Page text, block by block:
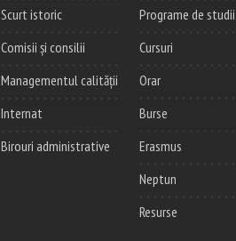
Scurt istoric
Comisii și consilii
Managementul calității
Internat
Birouri administrative
Programe de studii
Cursuri
Orar
Burse
Erasmus
Neptun
Resurse